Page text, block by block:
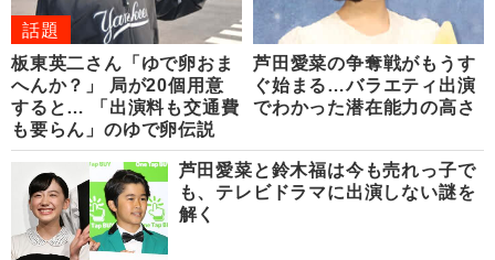
話題
板東英二さん「ゆで卵おま
へんか？」 局が20個用意
すると… 「出演料も交通費
も要らん」のゆで卵伝説
芦田愛菜の争奪戦がもうす
ぐ始まる…バラエティ出演
でわかった潜在能力の高さ
芦田愛菜と鈴木福は今も売れっ子で
も、テレビドラマに出演しない謎を
解く